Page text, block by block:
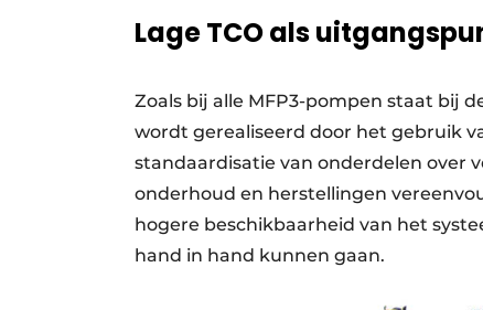
Lage TCO als
Zoals bij alle MFP3-pompen staat bij
wordt gerealiseerd door het gebruik
standaardisatie van onderdelen over
onderhoud en herstellingen
hogere beschikbaarheid van het
hand in hand kunnen gaan.